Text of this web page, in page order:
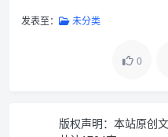
发表至： 未分类
0
版权声明： 本站原创